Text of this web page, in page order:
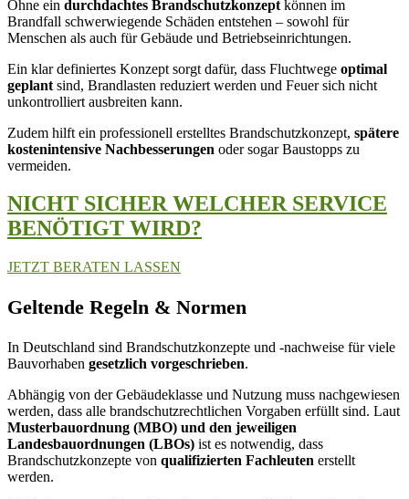
Ohne ein durchdachtes Brandschutzkonzept können im
Brandfall schwerwiegende Schäden entstehen – sowohl für
Menschen als auch für Gebäude und Betriebseinrichtungen.
Ein klar definiertes Konzept sorgt dafür, dass Fluchtwege optimal
geplant sind, Brandlasten reduziert werden und Feuer sich nicht
unkontrolliert ausbreiten kann.
Zudem hilft ein professionell erstelltes Brandschutzkonzept, spätere
kostenintensive Nachbesserungen oder sogar Baustopps zu
vermeiden.
NICHT SICHER WELCHER SERVICE
BENÖTIGT WIRD?
JETZT BERATEN LASSEN
Geltende Regeln & Normen
In Deutschland sind Brandschutzkonzepte und -nachweise für viele
Bauvorhaben gesetzlich vorgeschrieben.
Abhängig von der Gebäudeklasse und Nutzung muss nachgewiesen
werden, dass alle brandschutzrechtlichen Vorgaben erfüllt sind. Laut
Musterbauordnung (MBO) und den jeweiligen
Landesbauordnungen (LBOs) ist es notwendig, dass
Brandschutzkonzepte von qualifizierten Fachleuten erstellt
werden.